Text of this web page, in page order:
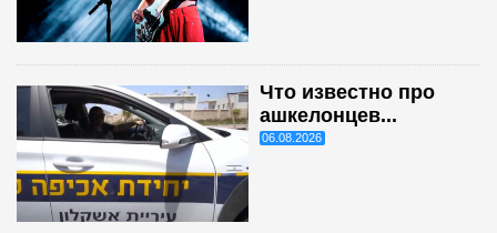
Что известно про
ашкелонцев...
06.08.2026